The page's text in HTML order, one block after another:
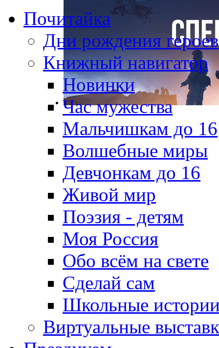
Почитайка
Дни рождения героев
Книжный навигатор
Новинки
Час мужества
Мальчишкам до 16
Волшебные миры
Девчонкам до 16
Живой мир
Поэзия - детям
Моя Россия
Обо всём на свете
Сделай сам
Школьные
Виртуальные